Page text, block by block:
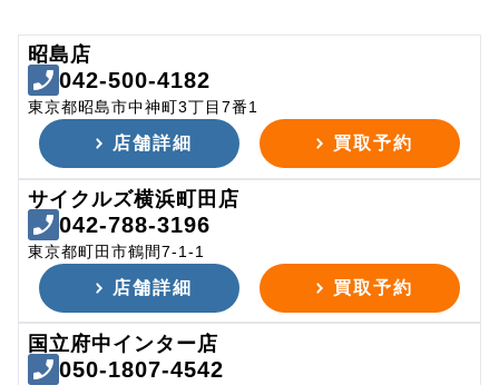
昭島店
042-500-4182
東京都昭島市中神町3丁目7番1
店舗詳細 買取予約
サイクルズ横浜町田店
042-788-3196
東京都町田市鶴間7-1-1
店舗詳細 買取予約
国立府中インター店
050-1807-4542